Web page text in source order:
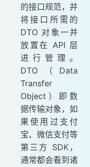
的接口规范，并
将接口所需的
DTO 对象一并
放置在 API 层
进行管理。
DTO（Data
Transfer
Object）即数
据传输对象，如
果使用过支付
宝、微信支付等
第三方 SDK，
通常都会看到诸